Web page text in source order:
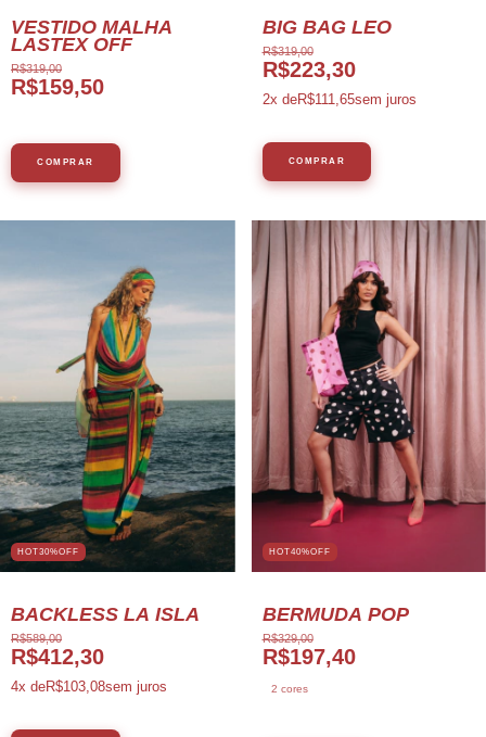
VESTIDO MALHA
LASTEX OFF
R$319,00
R$159,50
COMPRAR
BIG BAG LEO
R$319,00
R$223,30
2x deR$111,65sem juros
COMPRAR
HOT30%OFF
BACKLESS LA ISLA
R$589,00
R$412,30
4x deR$103,08sem juros
HOT40%OFF
BERMUDA POP
R$329,00
R$197,40
2 cores